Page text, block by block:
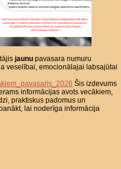
jaunu pavasara numuru
veselībai, emocionālajai labsajūtai
Šis izdevums
informācijas avots vecākiem,
praktiskus padomus un
lai noderīga informācija